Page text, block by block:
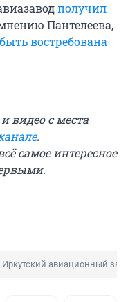
получил
Пантелеева,
востребована
видео с места
.
самое интересное
Иркутский авиационный